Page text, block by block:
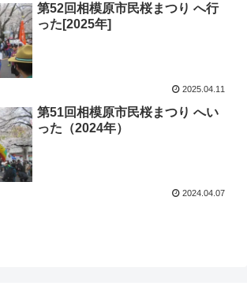
第52回相模原市民桜まつり へ行
った[2025年]
2025.04.11
第51回相模原市民桜まつり へい
った（2024年）
2024.04.07